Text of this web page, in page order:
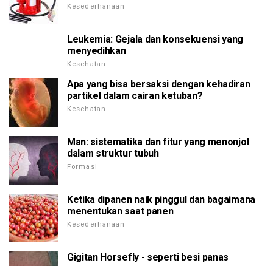
Kesederhanaan
Leukemia: Gejala dan konsekuensi yang
menyedihkan
Kesehatan
Apa yang bisa bersaksi dengan kehadiran
partikel dalam cairan ketuban?
Kesehatan
Man: sistematika dan fitur yang menonjol
dalam struktur tubuh
Formasi
Ketika dipanen naik pinggul dan bagaimana
menentukan saat panen
Kesederhanaan
Gigitan Horsefly - seperti besi panas